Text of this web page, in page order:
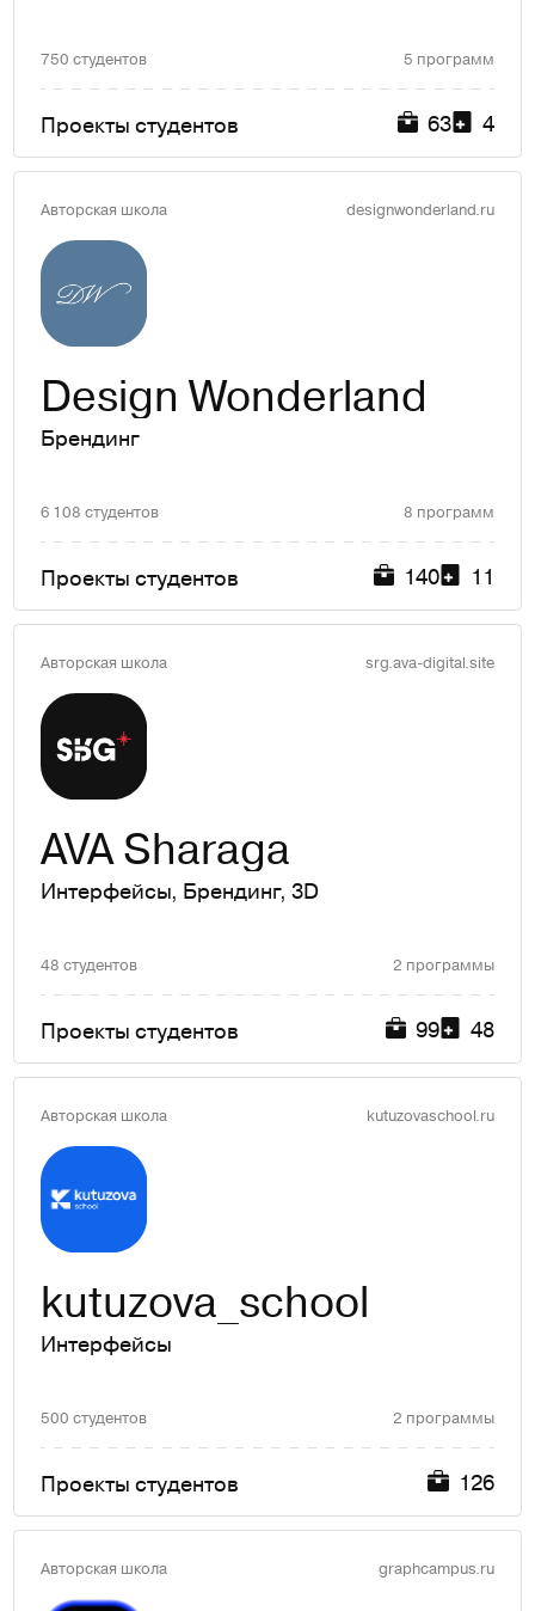
750 студентов 5 программ
Проекты студентов 63 4
Авторская школа designwonderland.ru
Design Wonderland
Брендинг
6 108 студентов 8 программ
Проекты студентов 140 11
Авторская школа srg.ava-digital.site
AVA Sharaga
Интерфейсы, Брендинг,3D
48 студентов 2 программы
Проекты студентов 99 48
Авторская школа kutuzovaschool.ru
kutuzova_school
Интерфейсы
500 студентов 2 программы
Проекты студентов 126
Авторская школа graphcampus.ru